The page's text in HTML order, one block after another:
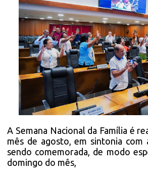
A Semana Nacional da Família é
mês de agosto, em sintonia com
sendo comemorada, de modo
domingo do mês,